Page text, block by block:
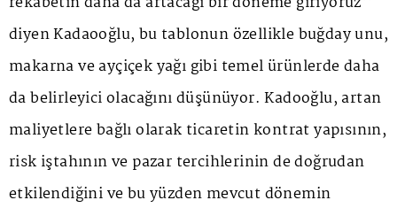
diyen Kadaooğlu, bu tablonun özellikle buğday unu,
makarna ve ayçiçek yağı gibi temel ürünlerde daha
da belirleyici olacağını düşünüyor. Kadooğlu, artan
maliyetlere bağlı olarak ticaretin kontrat yapısının,
risk iştahının ve pazar tercihlerinin de doğrudan
etkilendiğini ve bu yüzden mevcut dönemin